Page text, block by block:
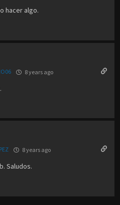
hacer algo.
8 years ago
8 years ago
Saludos.